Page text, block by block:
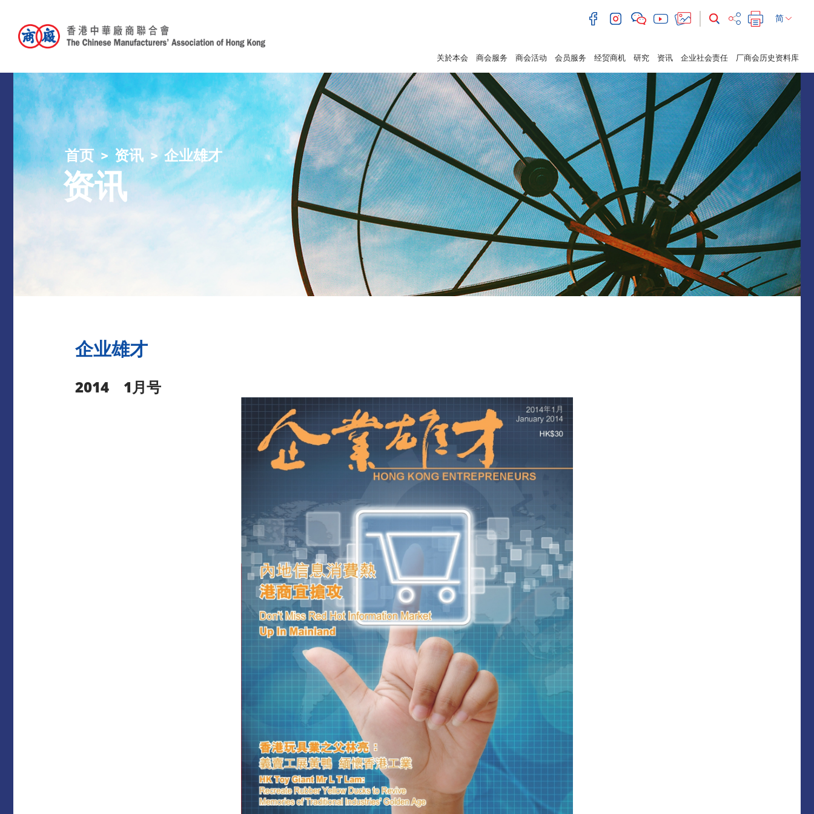
简
关於本会 商会服务 商会活动 会员服务 经贸商机 研究 资讯 企业社会责任 厂商会历史资料库
首页 资讯 企业雄才
资讯
企业雄才
2014 1月号